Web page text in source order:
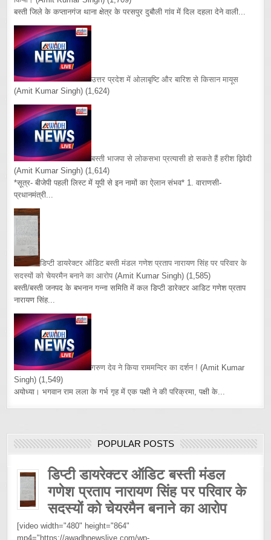
बस्ती जिले के कप्तानगंज थाना क्षेत्र के परसपुर दुबौली गांव में दिल दहला देने वाली...
उत्तर प्रदेश में ओलाबृष्टि और बारिश से किसान मायूस
(Amit Kumar Singh) (1,624)
बस्ती भाजपा से लोकसभा प्रत्यासी हो सकते हैं हरीश द्विवेदी
(Amit Kumar Singh) (1,614)
*सूत्र- बीजेपी पहली लिस्ट में यूपी से इन नामों का ऐलान संभव* 1. वाराणसी-
प्रधानमंत्री...
डिप्टी डायरेक्टर ऑडिट बस्ती मंडल गणेश प्रताप नारायण सिंह पर परिवार के
सदस्यों को चेयरमैन बनाने का आरोप (Amit Kumar Singh) (1,585)
बस्ती/बस्ती जनपद के बभनान गन्ना समिति में कल डिप्टी डारेक्टर आडिट गणेश प्रताप
नारायण सिंह...
गरुण देव ने किया राममन्दिर का दर्शन ! (Amit Kumar
Singh) (1,549)
अयोध्या। भगवान राम लला के गर्भ गृह में एक पक्षी ने की परिक्रमा, पक्षी के...
POPULAR POSTS
डिप्टी डायरेक्टर ऑडिट बस्ती मंडल
गणेश प्रताप नारायण सिंह पर परिवार के
सदस्यों को चेयरमैन बनाने का आरोप
[video width="480" height="864"
mp4="https://awadhnewslive.com/wp-